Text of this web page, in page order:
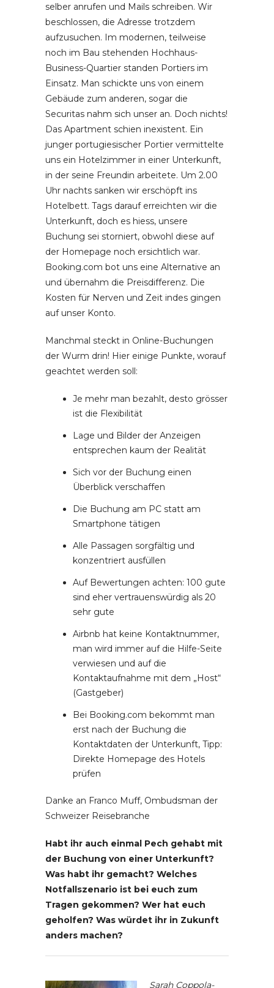
selber anrufen und Mails schreiben. Wir
beschlossen, die Adresse trotzdem
aufzusuchen. Im modernen, teilweise
noch im Bau stehenden Hochhaus-
Business-Quartier standen Portiers im
Einsatz. Man schickte uns von einem
Gebäude zum anderen, sogar die
Securitas nahm sich unser an. Doch nichts!
Das Apartment schien inexistent. Ein
junger portugiesischer Portier vermittelte
uns ein Hotelzimmer in einer Unterkunft,
in der seine Freundin arbeitete. Um 2.00
Uhr nachts sanken wir erschöpft ins
Hotelbett. Tags darauf erreichten wir die
Unterkunft, doch es hiess, unsere
Buchung sei storniert, obwohl diese auf
der Homepage noch ersichtlich war.
Booking.com bot uns eine Alternative an
und übernahm die Preisdifferenz. Die
Kosten für Nerven und Zeit indes gingen
auf unser Konto.
Manchmal steckt in Online-Buchungen
der Wurm drin! Hier einige Punkte, worauf
geachtet werden soll:
Je mehr man bezahlt, desto grösser
ist die Flexibilität
Lage und Bilder der Anzeigen
entsprechen kaum der Realität
Sich vor der Buchung einen
Überblick verschaffen
Die Buchung am PC statt am
Smartphone tätigen
Alle Passagen sorgfältig und
konzentriert ausfüllen
Auf Bewertungen achten: 100 gute
sind eher vertrauenswürdig als 20
sehr gute
Airbnb hat keine Kontaktnummer,
man wird immer auf die Hilfe-Seite
verwiesen und auf die
Kontaktaufnahme mit dem „Host“
(Gastgeber)
Bei Booking.com bekommt man
erst nach der Buchung die
Kontaktdaten der Unterkunft, Tipp:
Direkte Homepage des Hotels
prüfen
Danke an Franco Muff, Ombudsman der
Schweizer Reisebranche
Habt ihr auch einmal Pech gehabt mit
der Buchung von einer Unterkunft?
Was habt ihr gemacht? Welches
Notfallszenario ist bei euch zum
Tragen gekommen? Wer hat euch
geholfen? Was würdet ihr in Zukunft
anders machen?
Sarah Coppola-